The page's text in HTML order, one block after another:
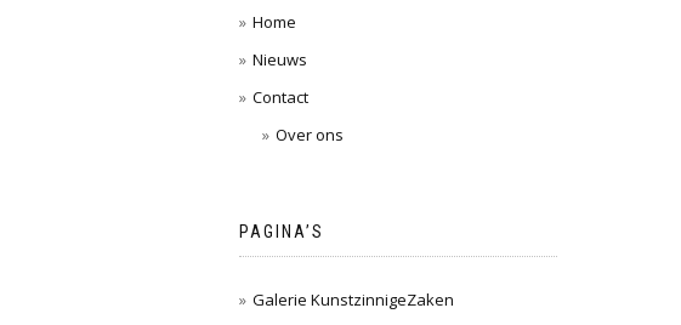
Home
Nieuws
Contact
Over ons
PAGINA’S
Galerie KunstzinnigeZaken